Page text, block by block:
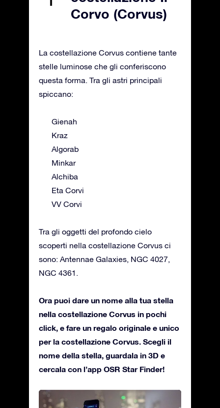
Corvo (Corvus)
La costellazione Corvus contiene tante
stelle luminose che gli conferiscono
questa forma. Tra gli astri principali
spiccano:
Gienah
Kraz
Algorab
Minkar
Alchiba
Eta Corvi
VV Corvi
Tra gli oggetti del profondo cielo
scoperti nella costellazione Corvus ci
sono: Antennae Galaxies, NGC 4027,
NGC 4361.
Ora puoi dare un nome alla tua stella
nella costellazione Corvus in pochi
click, e fare un regalo originale e unico
per la costellazione Corvus. Scegli il
nome della stella, guardala in 3D e
cercala con l’app OSR Star Finder!